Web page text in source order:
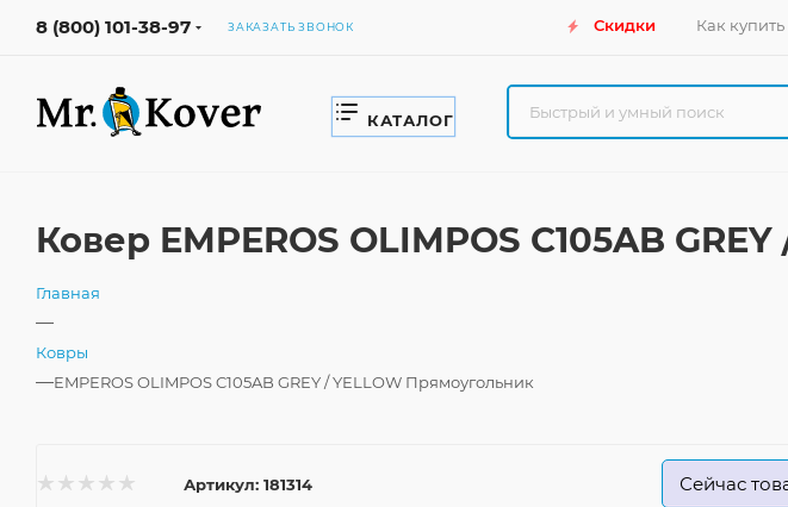
8 (800) 101-38-97 ЗАКАЗАТЬ ЗВОНОК Скидки Как купить
КАТАЛОГ
Ковер EMPEROS OLIMPOS C105AB
Главная
—
Ковры
—EMPEROS OLIMPOS C105AB GREY / YELLOW Прямоугольник
Артикул: 181314 Сейчас